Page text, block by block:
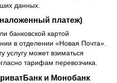
данных.
платеж)
банковской картой
в отделении «Новая Почта».
услугу может взиматься
тарифам перевозчика.
и Монобанк